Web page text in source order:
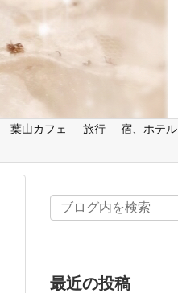
葉山カフェ 旅行 宿、ホテル
最近の投稿